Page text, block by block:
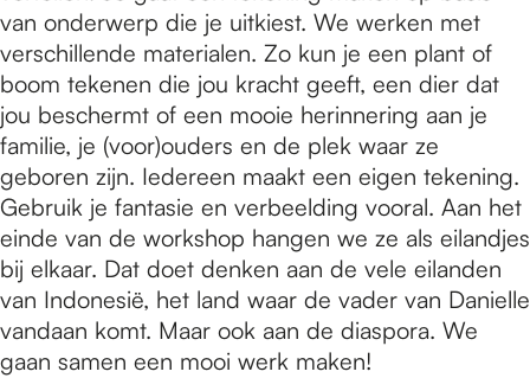
van onderwerp die je uitkiest. We werken met
verschillende materialen. Zo kun je een plant of
boom tekenen die jou kracht geeft, een dier dat
jou beschermt of een mooie herinnering aan je
familie, je (voor)ouders en de plek waar ze
geboren zijn. Iedereen maakt een eigen tekening.
Gebruik je fantasie en verbeelding vooral. Aan het
einde van de workshop hangen we ze als eilandjes
bij elkaar. Dat doet denken aan de vele eilanden
van Indonesië, het land waar de vader van Danielle
vandaan komt. Maar ook aan de diaspora. We
gaan samen een mooi werk maken!